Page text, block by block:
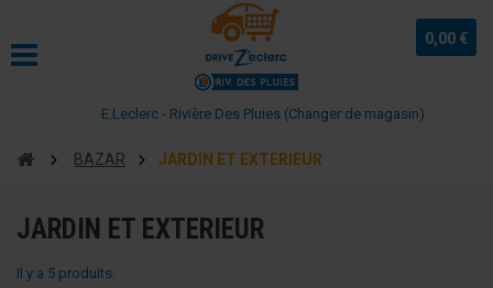
0,00 €
E.Leclerc - Rivière Des Pluies (Changer de magasin)
BAZAR JARDIN ET EXTERIEUR
JARDIN ET EXTERIEUR
Il y a 5 produits.